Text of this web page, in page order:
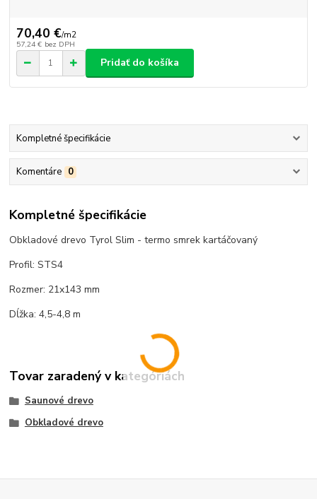
70,40 €/m2
57,24 € bez DPH
Pridať do košíka
Kompletné špecifikácie
Komentáre 0
Kompletné špecifikácie
Obkladové drevo Tyrol Slim - termo smrek kartáčovaný
Profil: STS4
Rozmer: 21x143 mm
Dĺžka: 4,5-4,8 m
Tovar zaradený v kategóriách
Saunové drevo
Obkladové drevo